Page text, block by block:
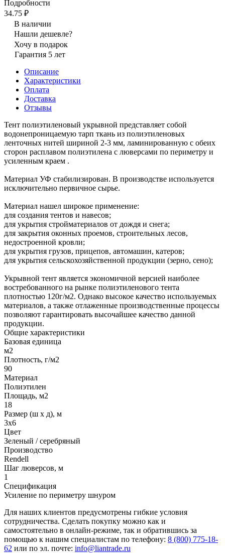
Подробности
34.75 ₽
В наличии
Нашли дешевле?
Хочу в подарок
Гарантия 5 лет
Описание
Характеристики
Оплата
Доставка
Отзывы
Тент полиэтиленовый укрывной представляет собой
водонепроницаемую тарп ткань из полиэтиленовых
ленточных нитей шириной 2-3 мм, ламинированную с обеих
сторон расплавом полиэтилена с люверсами по периметру и
усиленным краем .
Материал УФ стабилизирован. В производстве используется
исключительно первичное сырье.
Материал нашел широкое применение:
для создания тентов и навесов;
для укрытия стройматериалов от дождя и снега;
для закрытия оконных проемов, строительных лесов,
недостроенной кровли;
для укрытия грузов, прицепов, автомашин, катеров;
для укрытия сельскохозяйственной продукции (зерно, сено);
Укрывной тент является экономичной версией наиболее
востребованного на рынке полиэтиленового тента
плотностью 120г/м2. Однако высокое качество используемых
материалов, а также отлаженные производственные процессы
позволяют гарантировать высочайшее качество данной
продукции.
Общие характеристики
Базовая единица
м2
Плотность, г/м2
90
Материал
Полиэтилен
Площадь, м2
18
Размер (ш х д), м
3х6
Цвет
Зеленый / серебряный
Производство
Rendell
Шаг люверсов, м
1
Спецификация
Усиление по периметру шнуром
Для наших клиентов предусмотрены гибкие условия
сотрудничества. Сделать покупку можно как и
самостоятельно в онлайн-режиме, так и обратившись за
помощью к нашим специалистам по телефону: 8 (800) 775-18-
62 или по эл. почте: info@liantrade.ru